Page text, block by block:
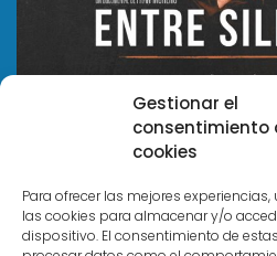
Gestionar el
consentimiento
cookies
Para ofrecer las mejores
las cookies para almacenar y/o
dispositivo. El consentimiento de